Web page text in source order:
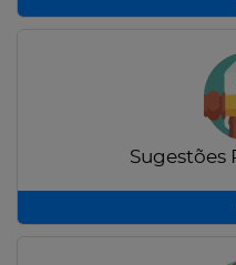
Sugestões